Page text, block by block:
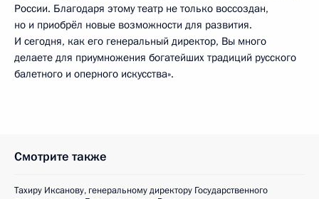
России. Благодаря этому театр не только воссоздан,
но и приобрёл новые возможности для развития.
И сегодня, как его генеральный директор, Вы много
делаете для приумножения богатейших традиций русского
балетного и оперного искусства».
Смотрите также
Тахиру Иксанову, генеральному директору Государственного